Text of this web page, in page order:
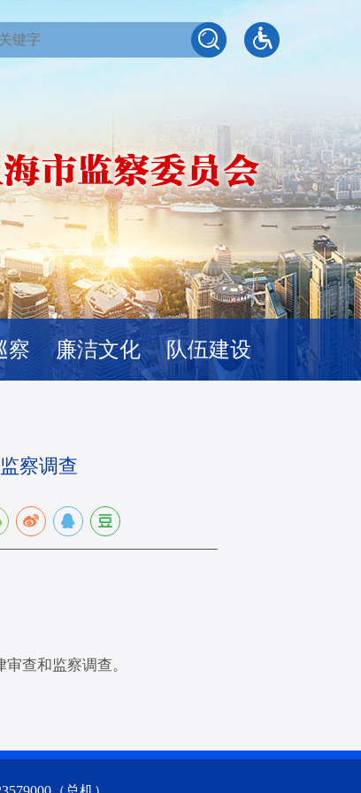
察 廉洁文化 队伍建设
察调查
查和监察调查。